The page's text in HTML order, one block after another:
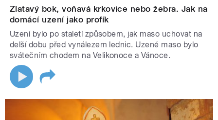
Zlatavý bok, voňavá krkovice nebo žebra. Jak na
domácí uzení jako profík
Uzení bylo po staletí způsobem, jak maso uchovat na
delší dobu před vynálezem lednic. Uzené maso bylo
svátečním chodem na Velikonoce a Vánoce.